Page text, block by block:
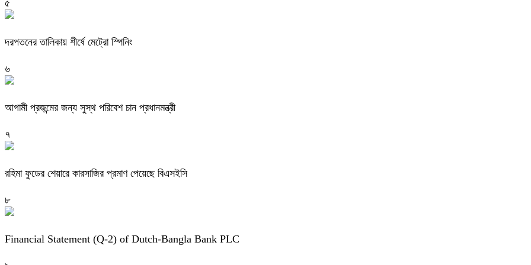
৫
দরপতনের তালিকায় শীর্ষে মেট্রো স্পিনিং
৬
আগামী প্রজন্মের জন্য সুস্থ পরিবেশ চান প্রধানমন্ত্রী
৭
রহিমা ফুডের শেয়ারে কারসাজির প্রমাণ পেয়েছে বিএসইসি
৮
Financial Statement (Q-2) of Dutch-Bangla Bank PLC